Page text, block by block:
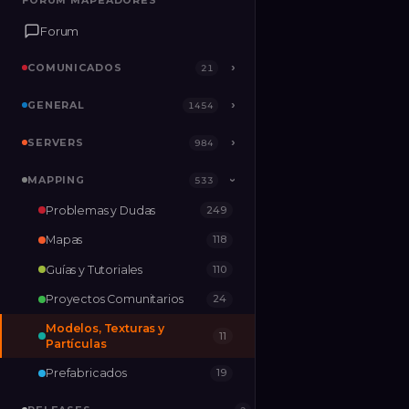
Forum
COMUNICADOS 21 ›
GENERAL 1454 ›
SERVERS 984 ›
MAPPING 533 ›
RELEASES
Forum
COMUNICADOS 21 ›
GENERAL 1454 ›
SERVERS 984 ›
MAPPING 533 ›
Problemas y Dudas 249
Mapas 118
Guías y Tutoriales 110
Proyectos Comunitarios 24
Modelos, Texturas y
Partículas
11
Prefabricados 19